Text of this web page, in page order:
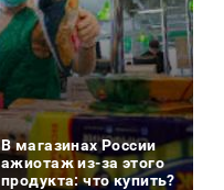
В магазинах России
ажиотаж из-за этого
продукта: что купить?